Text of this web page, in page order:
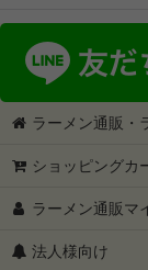
ご当地ラーメン1箱
ラーメン通販・
ショッピングカ
ラーメン通販マ
法人様向け